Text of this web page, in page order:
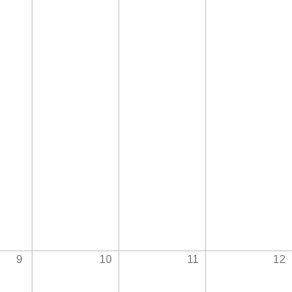
9 10 11 12